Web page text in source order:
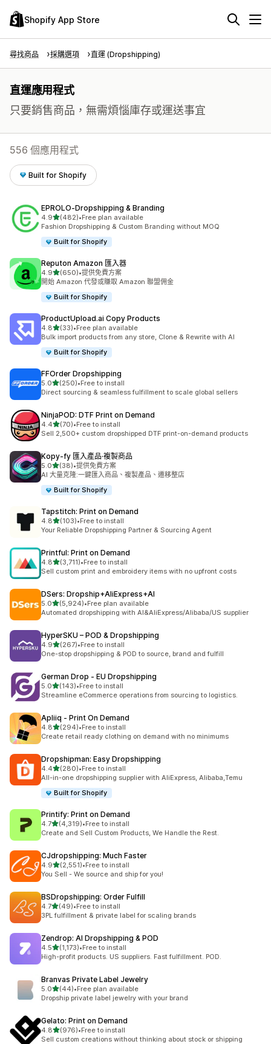
Shopify App Store
尋找商品 採購選項 直運 (Dropshipping)
直運應用程式
只要銷售商品，無需煩惱庫存或運送事宜
556 個應用程式
Built for Shopify
EPROLO‑Dropshipping & Branding
4.9滿分 5 顆星
(482)
共有 482 則評價
•Free plan available
Fashion Dropshipping & Custom Branding without MOQ
Built for Shopify
Reputon Amazon 匯入器
4.9滿分 5 顆星
(650)
共有 650 則評價
•提供免費方案
開始 Amazon 代發或賺取 Amazon 聯盟佣金
Built for Shopify
ProductUpload.ai Copy Products
4.8滿分 5 顆星
(33)
共有 33 則評價
•Free plan available
Bulk import products from any store, Clone & Rewrite with AI
Built for Shopify
FFOrder Dropshipping
5.0滿分 5 顆星
(250)
共有 250 則評價
•Free to install
Direct sourcing & seamless fulfillment to scale global sellers
NinjaPOD: DTF Print on Demand
4.4滿分 5 顆星
(70)
共有 70 則評價
•Free to install
Sell 2,500+ custom dropshipped DTF print-on-demand products
Kopy‑fy 匯入產品·複製商品
5.0滿分 5 顆星
(38)
共有 38 則評價
•提供免費方案
AI 大量克隆:一鍵匯入商品、複製產品、遷移整店
Built for Shopify
Tapstitch: Print on Demand
4.8滿分 5 顆星
(103)
共有 103 則評價
•Free to install
Your Reliable Dropshipping Partner & Sourcing Agent
Printful: Print on Demand
4.8滿分 5 顆星
(3,711)
共有 3711 則評價
•Free to install
Sell custom print and embroidery items with no upfront costs
DSers: Dropship+AliExpress+AI
5.0滿分 5 顆星
(5,924)
共有 5924 則評價
•Free plan available
Automated dropshipping with AI&AliExpress/Alibaba/US supplier
HyperSKU – POD & Dropshipping
4.9滿分 5 顆星
(267)
共有 267 則評價
•Free to install
One-stop dropshipping & POD to source, brand and fulfill
German Drop ‑ EU Dropshipping
5.0滿分 5 顆星
(143)
共有 143 則評價
•Free to install
Streamline eCommerce operations from sourcing to logistics.
Apliiq ‑ Print On Demand
4.8滿分 5 顆星
(294)
共有 294 則評價
•Free to install
Create retail ready clothing on demand with no minimums
Dropshipman: Easy Dropshipping
4.4滿分 5 顆星
(280)
共有 280 則評價
•Free to install
All-in-one dropshipping supplier with AliExpress, Alibaba,Temu
Built for Shopify
Printify: Print on Demand
4.7滿分 5 顆星
(4,319)
共有 4319 則評價
•Free to install
Create and Sell Custom Products, We Handle the Rest.
CJdropshipping: Much Faster
4.9滿分 5 顆星
(2,551)
共有 2551 則評價
•Free to install
You Sell - We source and ship for you!
BSDropshipping: Order Fulfill
4.7滿分 5 顆星
(49)
共有 49 則評價
•Free to install
3PL fulfillment & private label for scaling brands
Zendrop: AI Dropshipping & POD
4.5滿分 5 顆星
(1,173)
共有 1173 則評價
•Free to install
High-profit products. US suppliers. Fast fulfillment. POD.
Branvas Private Label Jewelry
5.0滿分 5 顆星
(44)
共有 44 則評價
•Free plan available
Dropship private label jewelry with your brand
Gelato: Print on Demand
4.8滿分 5 顆星
(976)
共有 976 則評價
•Free to install
Sell custom creations without thinking about stock or shipping